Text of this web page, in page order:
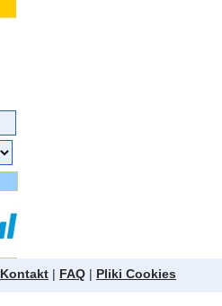
Kontakt | FAQ | Pliki Cookies